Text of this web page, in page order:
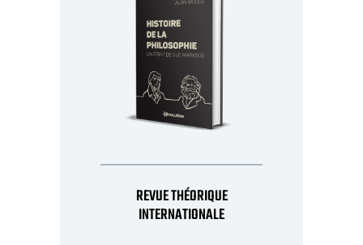
REVUE THÉORIQUE
INTERNATIONALE